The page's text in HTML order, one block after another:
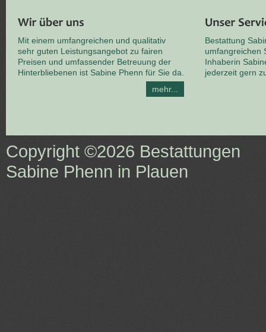
Mit einem umfangreichen und qualitativ
sehr guten Leistungsangebot zu fairen
Preisen und umfassender Betreuung der
Hinterbliebenen ist Sabine Phenn für Sie da.
mehr...
Bestattung
umfangreichen
Inhaberin
jederzeit gern
Copyright ©2026 Bestattungen
Sabine Phenn in Plauen